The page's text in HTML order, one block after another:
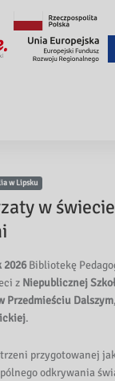
w Lipsku
w
2026Bibliotekę
z Niepublicznej
Przedmieściu Dalszym
.
przygotowanej
odkrywania